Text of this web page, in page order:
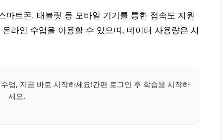
마트폰, 태블릿 등 모바일 기기를 통한 접속도 지원
라인 수업을 이용할 수 있으며, 데이터 사용량은 서
업, 지금 바로 시작하세요!간편 로그인 후 학습을 시작하
세요.